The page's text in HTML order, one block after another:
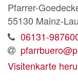
Pfarrer-
55130 Mainz-
06131-
Visitenkarte